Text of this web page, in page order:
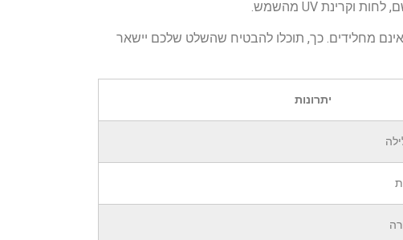
מחלידים. כך, תוכלו להבטיח שהשלט שלכם יישאר
יתרונות